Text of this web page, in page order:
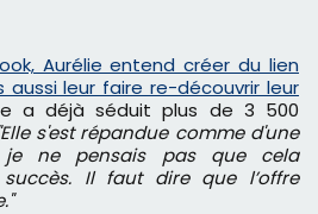
Aurélie entend créer du lien
leur faire re-découvrir leur
a déjà séduit plus de 3 500
"Elle s'est répandue comme d'une
je ne pensais pas que cela
Il faut dire que l’offre